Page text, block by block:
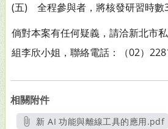
(五) 全程參與者，將核發研習時數3
倘對本案有任何疑義，請洽新北市
組李欣小姐，聯絡電話：（02）
相關附件
新 AI 功能與離線工具的應用.pdf